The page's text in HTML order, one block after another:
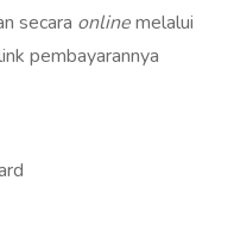
secara onlinemelalui
pembayarannya